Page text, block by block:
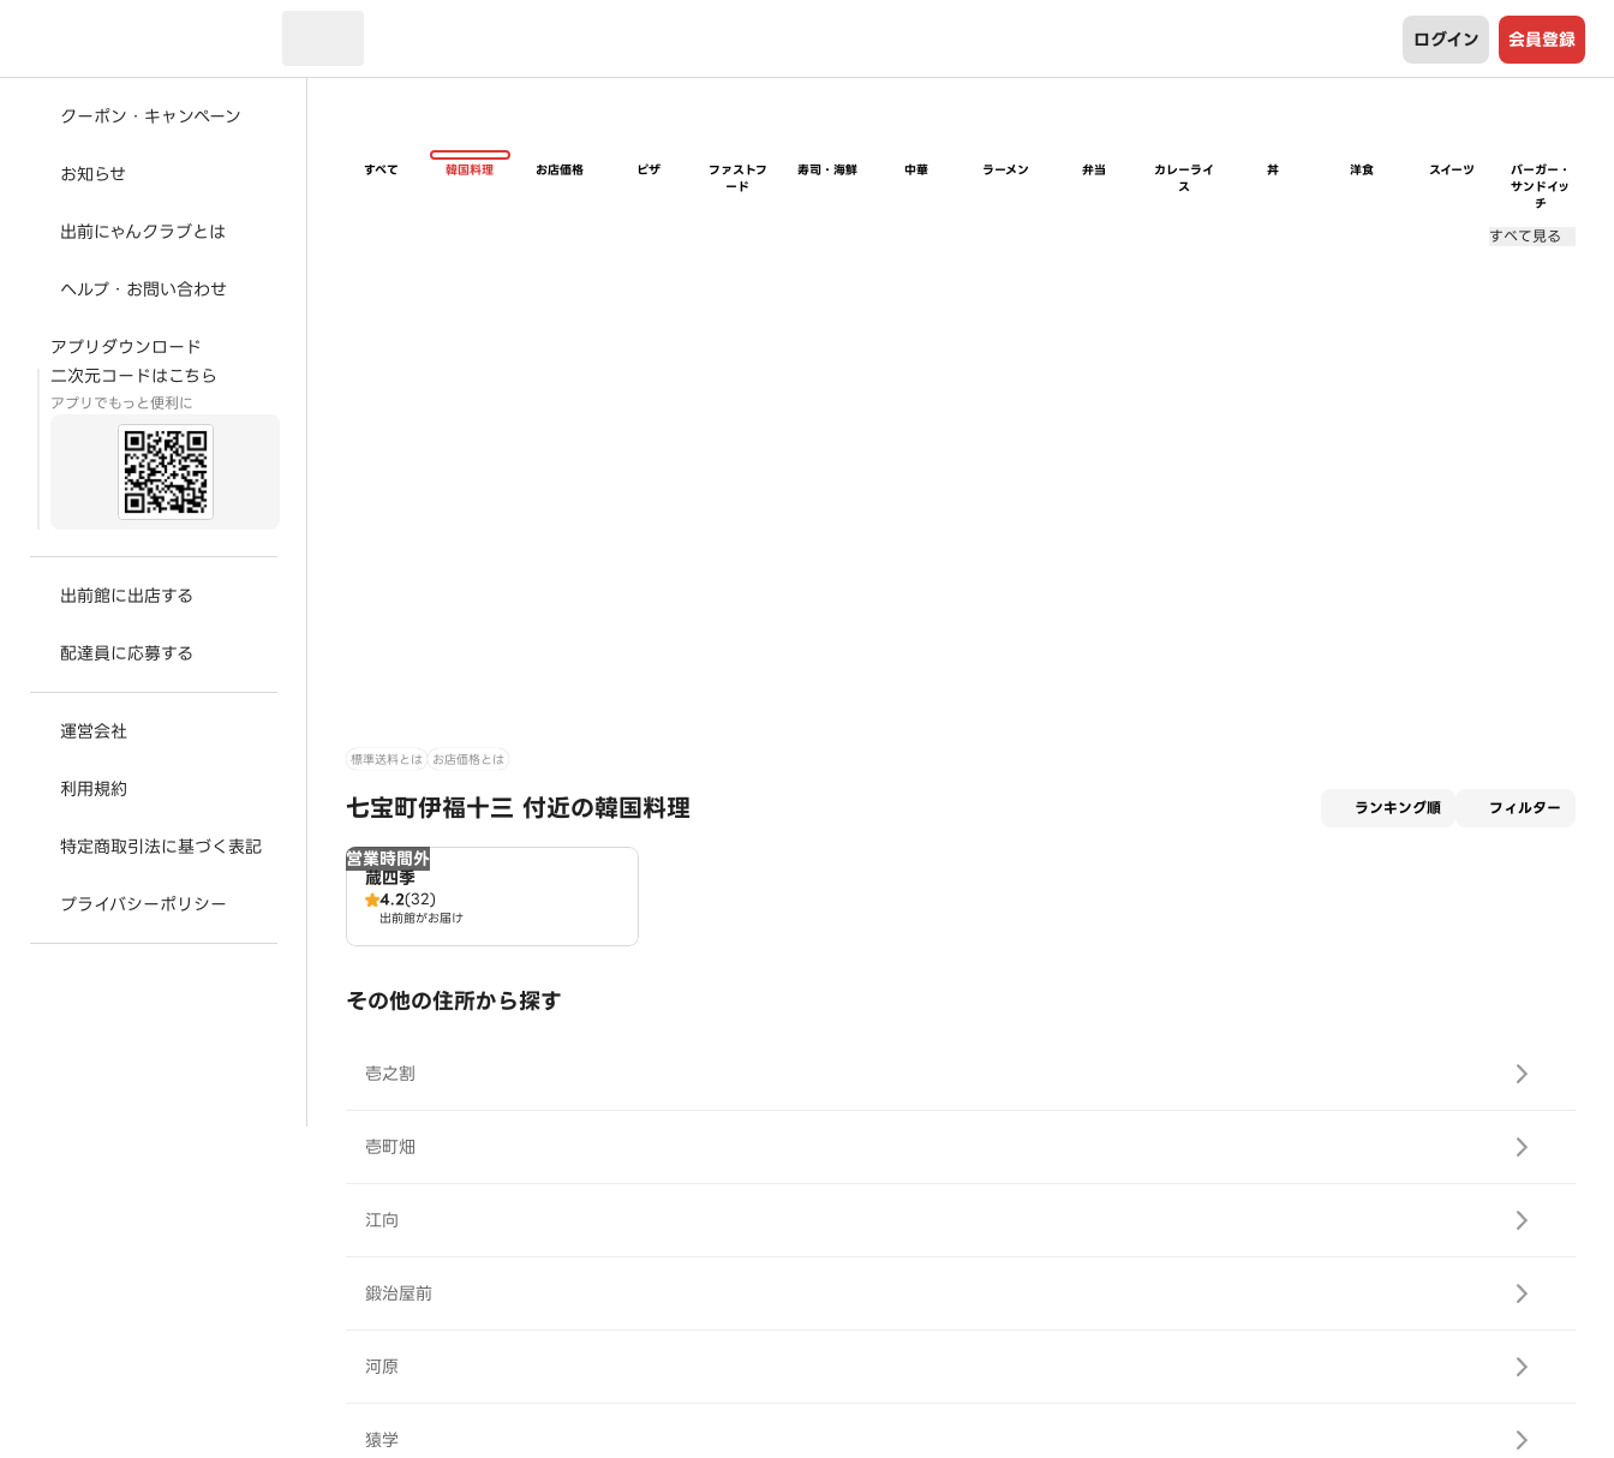
ログイン 会員登録
クーポン・キャンペーン
お知らせ
出前にゃんクラブとは
ヘルプ・お問い合わせ
アプリダウンロード
二次元コードはこちら
アプリでもっと便利に
出前館に出店する
配達員に応募する
運営会社
利用規約
特定商取引法に基づく表記
プライバシーポリシー
すべて 韓国料理 お店価格 ピザ
ファストフ
ード
寿司・海鮮 中華 ラーメン 弁当
カレーライ
ス
丼 洋食 スイーツ
バーガー・
サンドイッ
チ
すべて見る
標準送料とは お店価格とは
七宝町伊福十三 付近の韓国料理 ランキング順 フィルター
営業時間外
蔵四季
4.2(32)
出前館がお届け
その他の住所から探す
壱之割
壱町畑
江向
鍛治屋前
河原
猿学